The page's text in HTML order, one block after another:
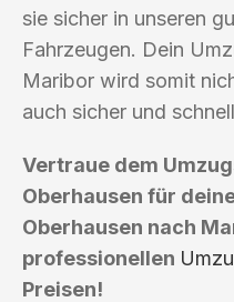
sie sicher in unseren
Fahrzeugen. Dein
Maribor wird somit
auch sicher und
Vertraue dem
Oberhausen für
Oberhausen nach
professionellen
Preisen!